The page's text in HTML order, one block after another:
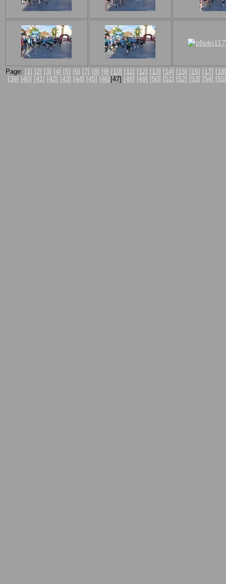
Page: [1] [2] [3] [4] [5] [6] [7] [8] [9] [10] [11] [12] [13] [14] [15] [16] [17] [18]
[39] [40] [41] [42] [43] [44] [45] [46] [47] [48] [49] [50] [51] [52] [53] [54] [55]